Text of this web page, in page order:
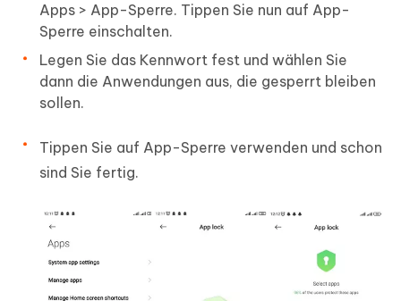
Apps > App-Sperre. Tippen Sie nun auf App-
Sperre einschalten.
Legen Sie das Kennwort fest und wählen Sie
dann die Anwendungen aus, die gesperrt bleiben
sollen.
Tippen Sie auf App-Sperre verwenden und schon
sind Sie fertig.